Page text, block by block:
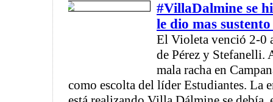
#VillaDalmine se
le dio mas
El Violeta venció 2-0
de Pérez y Stefanelli.
mala racha en
como escolta del líder Estudiantes. La